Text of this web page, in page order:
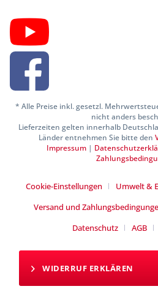
* Alle Preise inkl. gesetzl.
nicht anders
Lieferzeiten gelten innerhalb
Länder entnehmen Sie bitte den
Impressum |
Cookie-Einstellungen Umwelt &
Versand und
Datenschutz
AGB
WIDERRUF ERKLÄREN